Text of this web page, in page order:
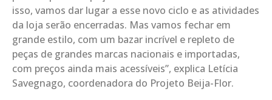
isso, vamos dar lugar a esse novo ciclo e as atividades
da loja serão encerradas. Mas vamos fechar em
grande estilo, com um bazar incrível e repleto de
peças de grandes marcas nacionais e importadas,
com preços ainda mais acessíveis”, explica Letícia
Savegnago, coordenadora do Projeto Beija-Flor.